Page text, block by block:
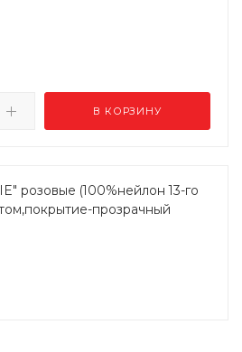
В КОРЗИНУ
розовые (100%нейлон 13-го
прозрачный